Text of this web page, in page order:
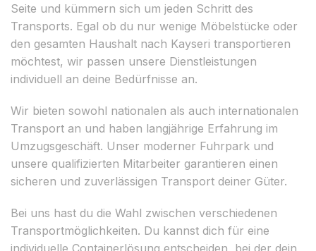
Seite und kümmern sich um jeden Schritt des
Transports. Egal ob du nur wenige Möbelstücke oder
den gesamten Haushalt nach Kayseri transportieren
möchtest, wir passen unsere Dienstleistungen
individuell an deine Bedürfnisse an.
Wir bieten sowohl nationalen als auch internationalen
Transport an und haben langjährige Erfahrung im
Umzugsgeschäft. Unser moderner Fuhrpark und
unsere qualifizierten Mitarbeiter garantieren einen
sicheren und zuverlässigen Transport deiner Güter.
Bei uns hast du die Wahl zwischen verschiedenen
Transportmöglichkeiten. Du kannst dich für eine
individuelle Containerlösung entscheiden, bei der dein